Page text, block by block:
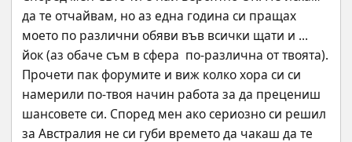
да те отчайвам, но аз една година си пращах
моето по различни обяви във всички щати и ...
йок (аз обаче съм в сфера  по-различна от твоята).
Прочети пак форумите и виж колко хора си си
намерили по-твоя начин работа за да прецениш
шансовете си. Според мен ако сериозно си решил
за Австралия не си губи времето да чакаш да те